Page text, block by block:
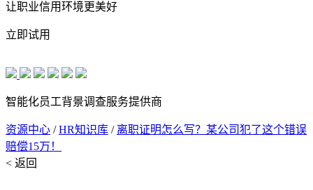
让职业信用环境更美好
立即试用
智能化员工背景调查服务提供商
资源中心 /HR知识库 / 离职证明怎么写？某公司犯了这个错误
赔偿15万！
< 返回